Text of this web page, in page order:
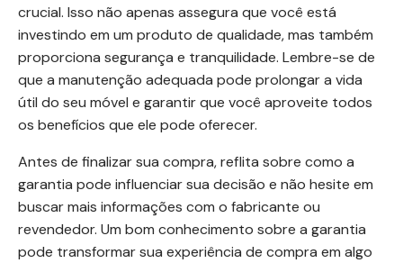
crucial. Isso não apenas assegura que você está
investindo em um produto de qualidade, mas também
proporciona segurança e tranquilidade. Lembre-se de
que a manutenção adequada pode prolongar a vida
útil do seu móvel e garantir que você aproveite todos
os benefícios que ele pode oferecer.
Antes de finalizar sua compra, reflita sobre como a
garantia pode influenciar sua decisão e não hesite em
buscar mais informações com o fabricante ou
revendedor. Um bom conhecimento sobre a garantia
pode transformar sua experiência de compra em algo